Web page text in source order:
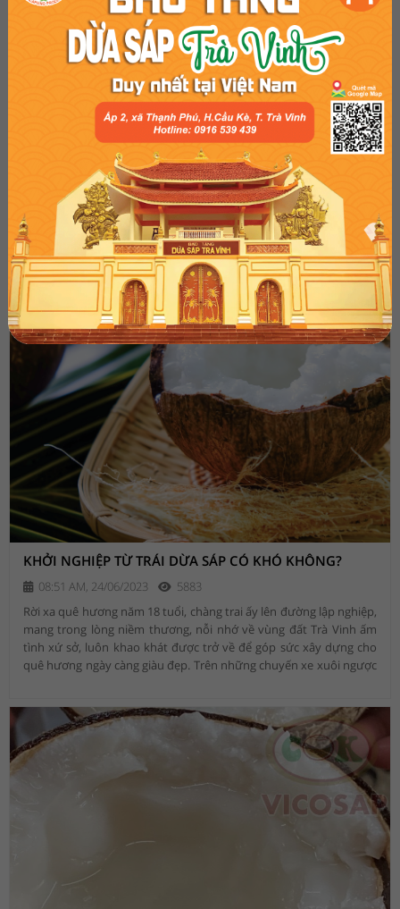
Cách trồng dừa sáp chuẩn nhất bạn nên biết
02:34 AM, 19/07/2022
7374
Dừa sáp hay còn được gọi là loại dừa đặc ruột với phần cùi dày,
hương vị hết sức đặc trưng nên nhận được sự ưa chuộng lớn. Là
đặc sản của vùng đất Trà Vinh nên loại trái này có giá thành cao,
được nhiều người tìm mua.
KHỞI NGHIỆP TỪ TRÁI DỪA SÁP CÓ KHÓ KHÔNG?
08:51 AM, 24/06/2023
5883
Rời xa quê hương năm 18 tuổi, chàng trai ấy lên đường lập nghiệp,
mang trong lòng niềm thương, nỗi nhớ về vùng đất Trà Vinh ấm
tình xứ sở, luôn khao khát được trở về để góp sức xây dựng cho
quê hương ngày càng giàu đẹp. Trên những chuyến xe xuôi ngược